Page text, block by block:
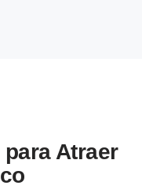
Atraer